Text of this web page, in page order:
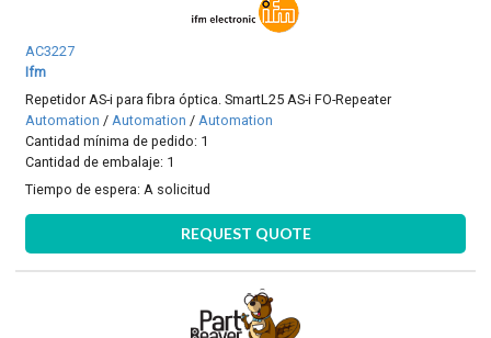
AC3227
Ifm
Repetidor AS-i para fibra óptica. SmartL25 AS-i FO-Repeater
Automation /Automation /Automation
Cantidad mínima de pedido: 1
Cantidad de embalaje: 1
Tiempo de espera:A solicitud
REQUEST QUOTE